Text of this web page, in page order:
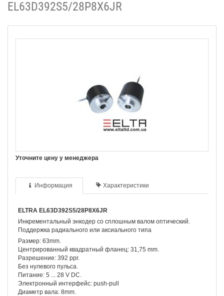
EL63D392S5/28P8X6JR
Уточните цену у менеджера
Информация Характеристики
ELTRA EL63D392S5/28P8X6JR
Инкрементальный энкодер со сплошным валом оптический.
Поддержка радиального или аксиального типа
Размер: 63mm.
Центрированный квадратный фланец: 31,75 mm.
Разрешение: 392 ppr.
Без нулевого пульса.
Питание: 5 ... 28 V DC.
Электронный интерфейс: push-pull
Диаметр вала: 8mm.